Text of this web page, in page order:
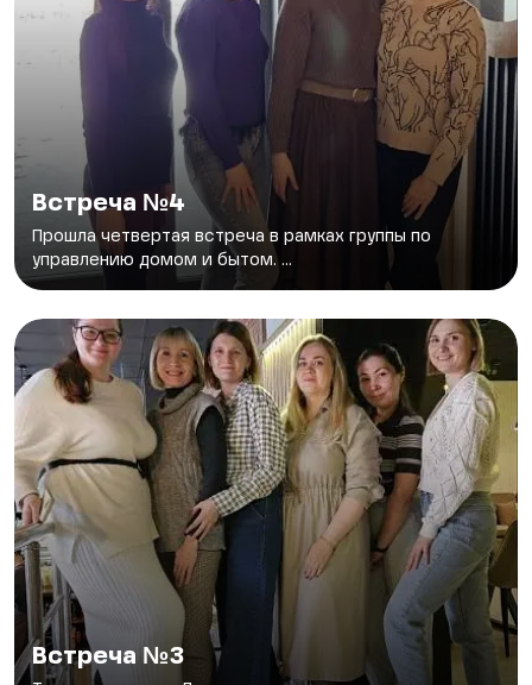
Встреча №4
Прошла четвертая встреча в рамках группы по
управлению домом и бытом. ...
Встреча №3